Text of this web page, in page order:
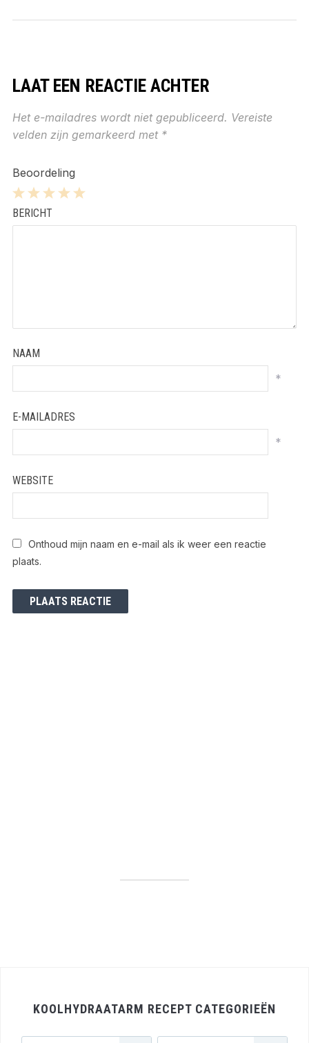
LAAT EEN REACTIE ACHTER
Het e-mailadres wordt niet gepubliceerd. Vereiste
velden zijn gemarkeerd met *
Beoordeling
3
2
1
BERICHT
NAAM
*
E-MAILADRES
*
WEBSITE
Onthoud mijn naam en e-mail als ik weer een reactie
plaats.
KOOLHYDRAATARM RECEPT CATEGORIEËN